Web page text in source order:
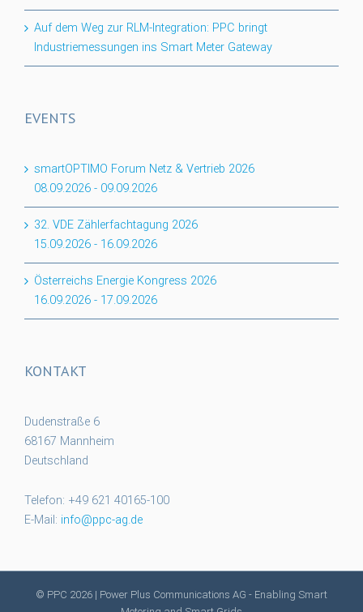
Auf dem Weg zur RLM-Integration: PPC bringt
Industriemessungen ins Smart Meter Gateway
EVENTS
smartOPTIMO Forum Netz & Vertrieb 2026
08.09.2026 - 09.09.2026
32. VDE Zählerfachtagung 2026
15.09.2026 - 16.09.2026
Österreichs Energie Kongress 2026
16.09.2026 - 17.09.2026
KONTAKT
Dudenstraße 6
68167 Mannheim
Deutschland
Telefon: +49 621 40165-100
E-Mail: info@ppc-ag.de
© PPC 2026 | Power Plus Communications AG - Enabling Smart